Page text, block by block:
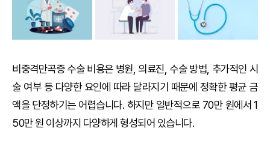
비중격만곡증 수술 비용은 병원, 의료진, 수술 방법, 추가적인 시
술 여부 등 다양한 요인에 따라 달라지기 때문에 정확한 평균 금
액을 단정하기는 어렵습니다. 하지만 일반적으로 70만 원에서 1
50만 원 이상까지 다양하게 형성되어 있습니다.